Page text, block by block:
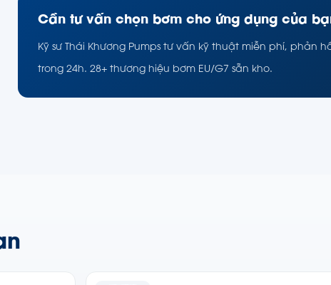
Cần tư vấn chọn bơm cho ứng dụng của
Kỹ sư Thái Khương Pumps tư vấn kỹ thuật miễn phí, phản
trong 24h. 28+ thương hiệu bơm EU/G7 sẵn kho.